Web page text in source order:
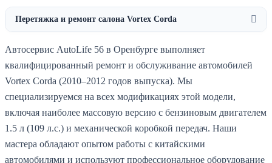
Перетяжка и ремонт салона Vortex Corda
Автосервис AutoLife 56 в Оренбурге выполняет
квалифицированный ремонт и обслуживание автомобилей
Vortex Corda (2010–2012 годов выпуска). Мы
специализируемся на всех модификациях этой модели,
включая наиболее массовую версию с бензиновым двигателем
1.5 л (109 л.с.) и механической коробкой передач. Наши
мастера обладают опытом работы с китайскими
автомобилями и используют профессиональное оборудование